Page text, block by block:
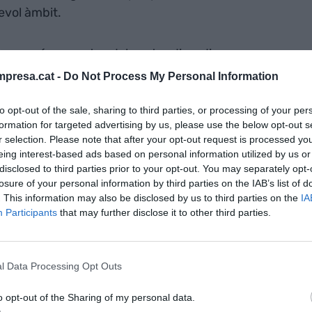
- Do Not Process My Personal Information
opt-out of the sale, sharing to third parties, or processing of your
for targeted advertising by us, please use the below opt-out
selection. Please note that after your opt-out request is processed
interest-based ads based on personal information utilized by us
to third parties prior to your opt-out. You may separately
of your personal information by third parties on the IAB’s list of
This information may also be disclosed by us to third parties on the
Participants that may further disclose it to other third parties.
Data Processing Opt Outs
opt-out of the Sharing of my personal data.
àmbit.
en més aspectes del nostre dia a dia que no ens
treure la clau si hi ha una marxa posada, quan
correcta o quan el correu electrònic ens
Sense aquests petits mecanismes, els
molts casos, podrien tenir conseqüències
d’altres que hi estan relacionats a la
i alCercaterm del TERMCAT.
d'actualitat